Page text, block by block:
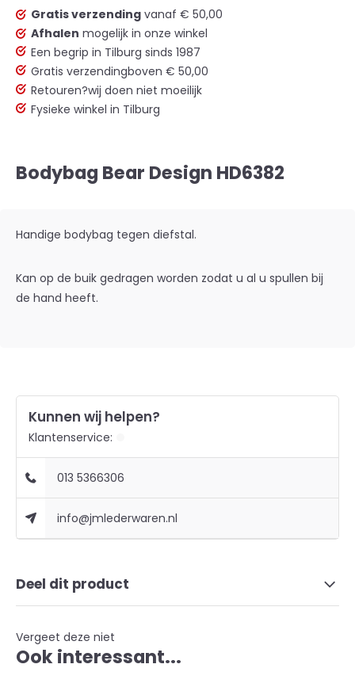
Gratis verzending vanaf € 50,00
Afhalen mogelijk in onze winkel
Een begrip in Tilburg sinds 1987
Gratis verzendingboven € 50,00
Retouren?wij doen niet moeilijk
Fysieke winkel in Tilburg
Bodybag Bear Design HD6382
Handige bodybag tegen diefstal.
Kan op de buik gedragen worden zodat u al u spullen bij
de hand heeft.
Kunnen wij helpen?
Klantenservice:
013 5366306
info@jmlederwaren.nl
Deel dit product
Vergeet deze niet
Ook interessant...